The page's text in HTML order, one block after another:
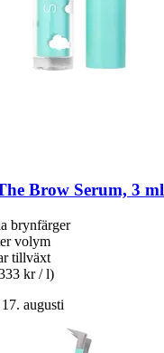
Brow Serum, 3 ml
brynfärger
volym
tillväxt
kr / l)
augusti